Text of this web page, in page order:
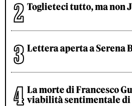
Toglieteci tutto, ma non
Lettera aperta a Serena
La morte di Francesco
viabilità sentimentale di